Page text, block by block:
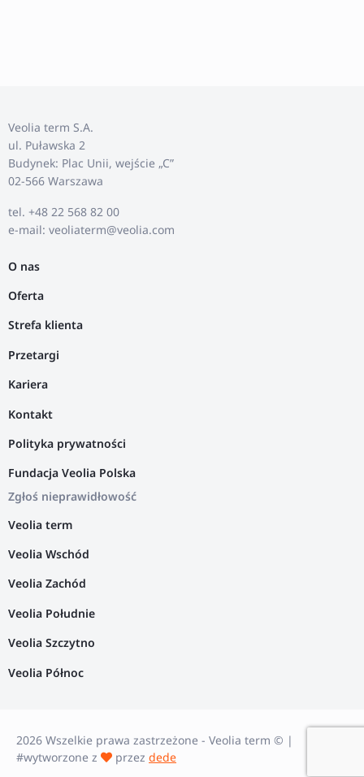
Veolia term S.A.
ul. Puławska 2
Budynek: Plac Unii, wejście „C”
02-566 Warszawa
tel. +48 22 568 82 00
e-mail: veoliaterm@veolia.com
O nas
Oferta
Strefa klienta
Przetargi
Kariera
Kontakt
Polityka prywatności
Fundacja Veolia Polska
Zgłoś nieprawidłowość
Veolia term
Veolia Wschód
Veolia Zachód
Veolia Południe
Veolia Szczytno
Veolia Północ
2026 Wszelkie prawa zastrzeżone - Veolia term © |
#wytworzone z
przez dede